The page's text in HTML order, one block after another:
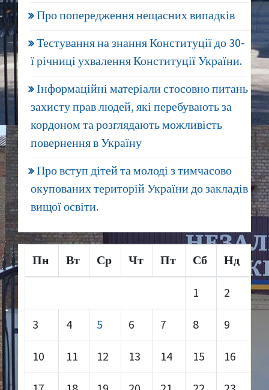
Про попередження нещасних випадків
Тестування на знання Конституції до 30-
ї річниці ухвалення Конституції України.
Інформаційні матеріали стосовно питань
захисту прав людей, які перебувають за
кордоном та розглядають можливість
повернення в Україну
Про вступ дітей та молоді з тимчасово
окупованих територій України до закладів
вищої освіти.
Пн Вт Ср Чт Пт Сб Нд
1 2
3 4 5 6 7 8 9
10 11 12 13 14 15 16